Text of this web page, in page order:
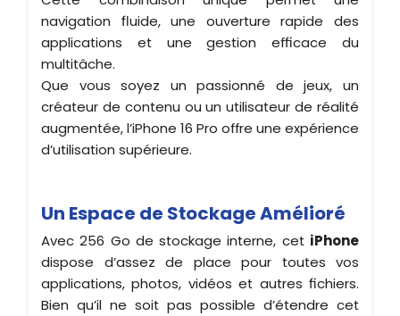
navigation fluide, une ouverture rapide des
applications et une gestion efficace du
multitâche.
Que vous soyez un passionné de jeux, un
créateur de contenu ou un utilisateur de réalité
augmentée, l’iPhone 16 Pro offre une expérience
d’utilisation supérieure.
Un Espace de Stockage Amélioré
Avec 256 Go de stockage interne, cet iPhone
dispose d’assez de place pour toutes vos
applications, photos, vidéos et autres fichiers.
Bien qu’il ne soit pas possible d’étendre cet